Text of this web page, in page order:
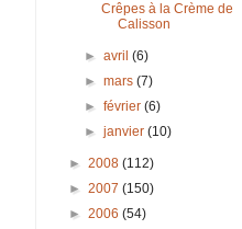
Crêpes à la Crème de
Calisson
►avril(6)
►mars(7)
►février(6)
►janvier(10)
► 2008 (112)
► 2007 (150)
► 2006 (54)